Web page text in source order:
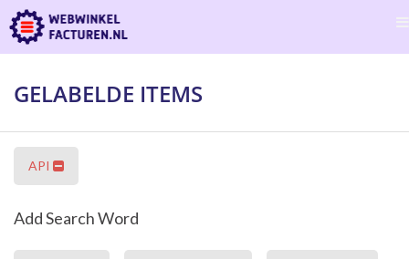
GELABELDE ITEMS
API
Add Search Word